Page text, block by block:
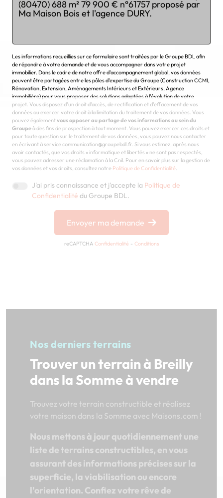
Chargement...
Les informations recueillies sur ce formulaire sont traitées par le Groupe BDL afin
de répondre à votre demande et de vous accompagner dans votre projet
immobilier. Dans le cadre de notre offre d'accompagnement global, vos données
peuvent être partagées entre les pôles d'expertise du Groupe (Construction CCMI,
Rénovation, Extension, Aménagements Intérieurs et Extérieurs, Agence
immobilière) pour vous proposer des solutions adaptées à l'évolution de votre
projet. Vous disposez d'un droit d'accès, de rectification et d'effacement de vos
données ou exercer votre droit à la limitation du traitement de vos données. Vous
pouvez égalementvous opposer au partage de vos informations au sein du
Groupeà des fins de prospection à tout moment. Vous pouvez exercer ces droits et
pour toute question sur le traitement de vos données, vous pouvez nous contacter
en écrivant à service communication@groupebdl.fr. Si vous estimez, après nous
avoir contactés, que vos droits « informatique et libertés » ne sont pas respectés,
vous pouvez adresser une réclamation à la Cnil. Pour en savoir plus sur la gestion de
vos données et vos droits, consultez notre Politique de Confidentialité.
J'ai pris connaissance et j'accepte la Politique de
Confidentialité du Groupe BDL.
Envoyer ma demande
reCAPTCHA Confidentialité - Conditions
Nos derniers terrains
Trouver un terrain à Breilly
dans la Somme à vendre
Trouvez votre terrain constructible et réalisez
votre maison dans la Somme avec Maisons.com !
Nous mettons à jour quotidiennement une
liste de terrains constructibles, en vous
assurant des informations précises sur la
superficie, la viabilisation ou encore
l'orientation. Confiez votre rêve de